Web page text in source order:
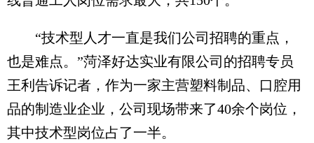
“技术型人才一直是我们公司招聘的重点，
也是难点。”菏泽好达实业有限公司的招聘专员
王利告诉记者，作为一家主营塑料制品、口腔用
品的制造业企业，公司现场带来了40余个岗位，
其中技术型岗位占了一半。